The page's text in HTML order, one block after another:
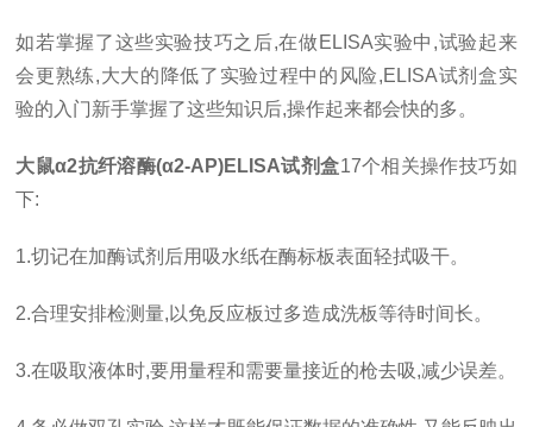
如若掌握了这些实验技巧之后,在做 ELISA实验中 ,试验起来
会更熟练,大大的降低了实验过程中的风险,ELISA试剂盒实
验的入门新手掌握了这些知识后,操作起来都会快的多。
大鼠α2抗纤溶酶(α2-AP)ELISA试剂盒17个相关操作技巧如
下:
1.切记在加酶试剂后用吸水纸在酶标板表面轻拭吸干。
2.合理安排检测量, 以免反应板过多造成洗板等待时间长。
3.在吸取液体时,要用量程和需要量接近的枪去吸,减少误差。